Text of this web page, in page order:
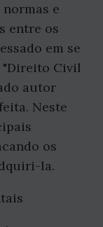
e
entre os
em se
"Direito Civil
autor
Neste
os
la.